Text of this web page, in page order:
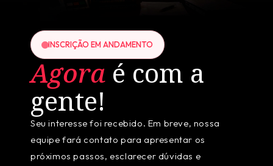
INSCRIÇÃO EM ANDAMENTO
Agora é com a
gente!
Seu interesse foi recebido. Em breve, nossa
equipe fará contato para apresentar os
próximos passos, esclarecer dúvidas e